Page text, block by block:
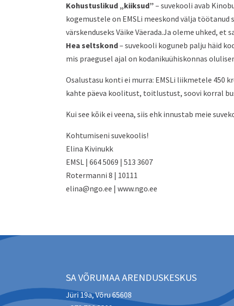
Kohustuslikud „kiiksud” – suvekooli avab
kogemustele on EMSLi meeskond välja
värskenduseks Väike Väerada.Ja oleme uhked, et
Hea seltskond– suvekooli koguneb palju häid
mis praegusel ajal on kodanikuühiskonnas
Osalustasu konti ei murra: EMSLi liikmetele 450
kahte päeva koolitust, toitlustust, soovi korral
Kui see kõik ei veena, siis ehk innustab meie
Kohtumiseni suvekoolis!
Elina Kivinukk
EMSL | 664 5069 | 513 3607
Rotermanni 8 | 10111
elina@ngo.ee | www.ngo.ee
SA VÕRUMAA ARENDUSKESKUS
Jüri 19a, Võru 65608